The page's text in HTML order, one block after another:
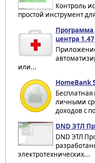
Контроль
простой инструмент
центра 1.47
или...
HomeBank
личными
доходов с
DND ЭТЛ
DND ЭТЛ
электротехнических...